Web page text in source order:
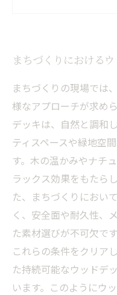
と活用法
まちづくりにおける
まちづくりの現場では
様なアプローチが求め
デッキは、自然と調和
ティスペースや緑地空
す。木の温かみやナチ
ラックス効果をもたら
た、まちづくりにおい
く、安全面や耐久性、
た素材選びが不可欠で
これらの条件をクリア
た持続可能なウッドデ
います。このようにウ